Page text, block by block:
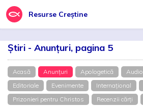
Resurse Creștine
Știri - Anunțuri, pagina 5
Acasă Anunțuri Apologetică Audio
Editoriale
Evenimente Internațional
Prizonieri pentru Christos
Recenzii cărți